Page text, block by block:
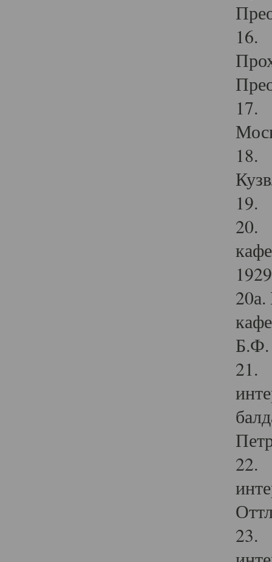
16.
17.
18.
19.
20.
Б.Ф.
21.
22.
23.